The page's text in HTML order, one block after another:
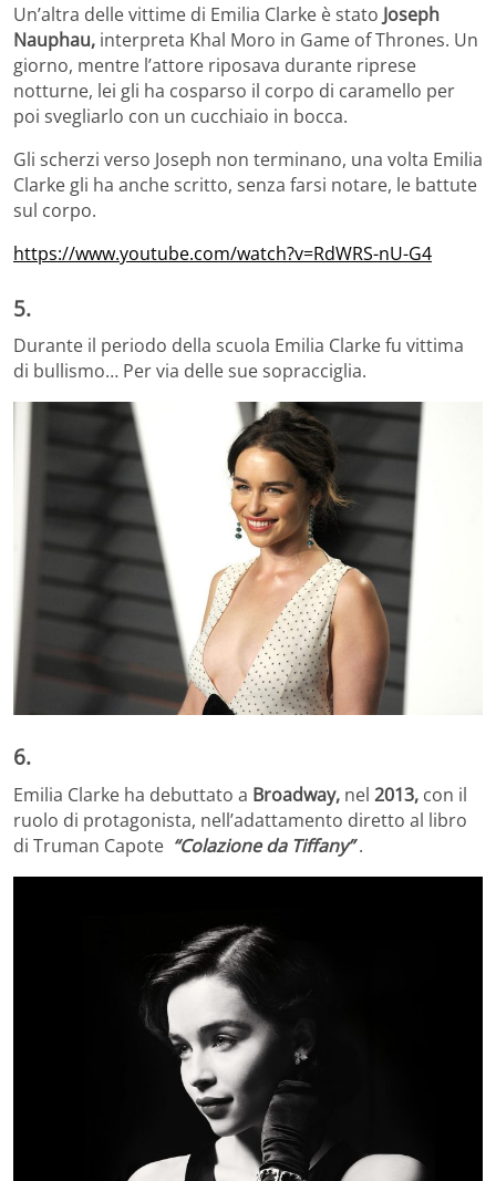
Un’altra delle vittime di Emilia Clarke è stato Joseph
Nauphau, interpreta Khal Moro in Game of Thrones. Un
giorno, mentre l’attore riposava durante riprese
notturne, lei gli ha cosparso il corpo di caramello per
poi svegliarlo con un cucchiaio in bocca.
Gli scherzi verso Joseph non terminano, una volta Emilia
Clarke gli ha anche scritto, senza farsi notare, le battute
sul corpo.
https://www.youtube.com/watch?v=RdWRS-nU-G4
5.
Durante il periodo della scuola Emilia Clarke fu vittima
di bullismo… Per via delle sue sopracciglia.
6.
Emilia Clarke ha debuttato a Broadway, nel 2013, con il
ruolo di protagonista, nell’adattamento diretto al libro
di Truman Capote “Colazione da Tiffany”.